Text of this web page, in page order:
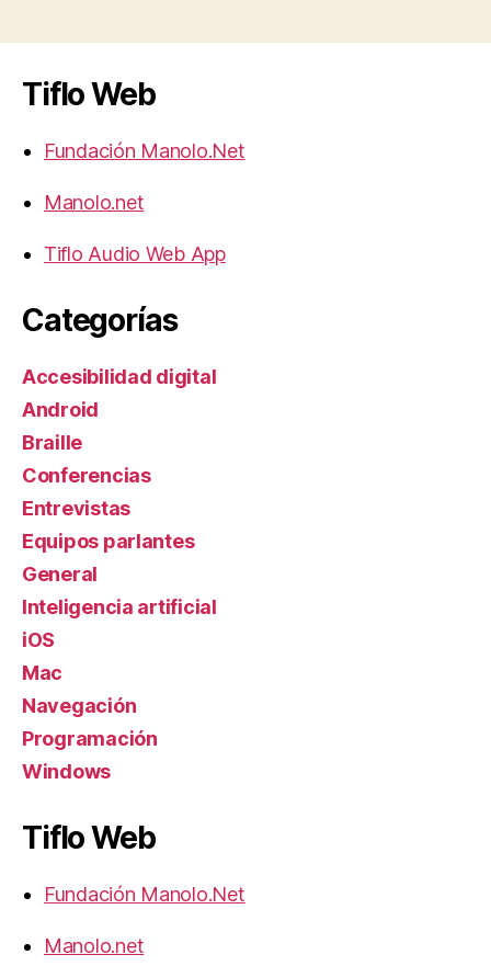
Tiflo Web
Fundación Manolo.Net
Manolo.net
Tiflo Audio Web App
Categorías
Accesibilidad digital
Android
Braille
Conferencias
Entrevistas
Equipos parlantes
General
Inteligencia artificial
iOS
Mac
Navegación
Programación
Windows
Tiflo Web
Fundación Manolo.Net
Manolo.net